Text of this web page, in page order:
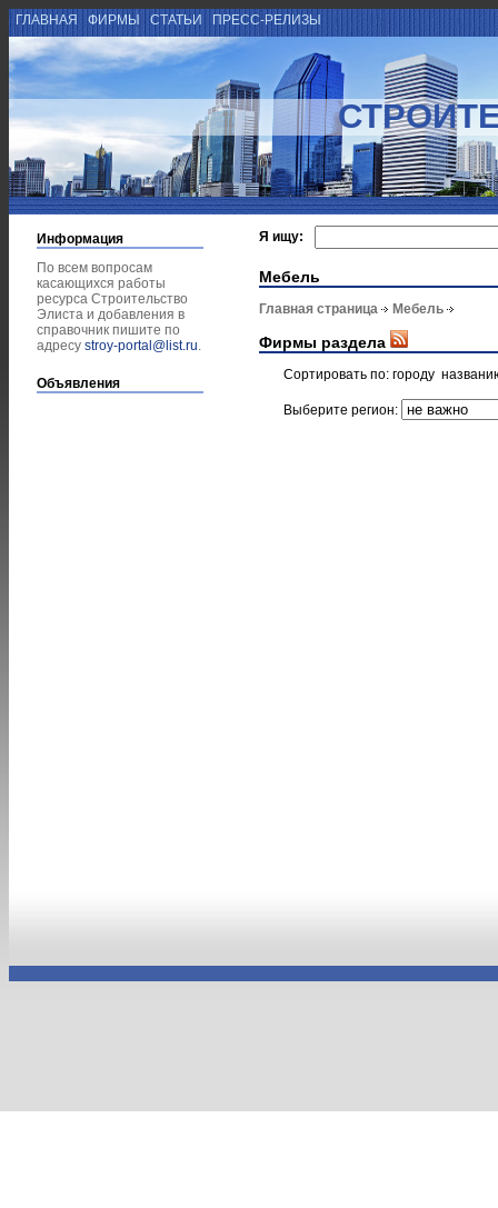
ГЛАВНАЯ ФИРМЫ СТАТЬИ ПРЕСС-РЕЛИЗЫ
Информация
По всем вопросам
касающихся работы
ресурса Строительство
Элиста и добавления в
справочник пишите по
адресу stroy-portal@list.ru.
Объявления
Я ищу:
Мебель
Главная страница Мебель
Фирмы раздела
Сортировать по: городу
Выберите регион: